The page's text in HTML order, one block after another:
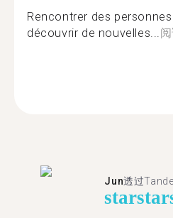
Rencontrer des
découvrir de nouvelles...
Jun透过
starstar